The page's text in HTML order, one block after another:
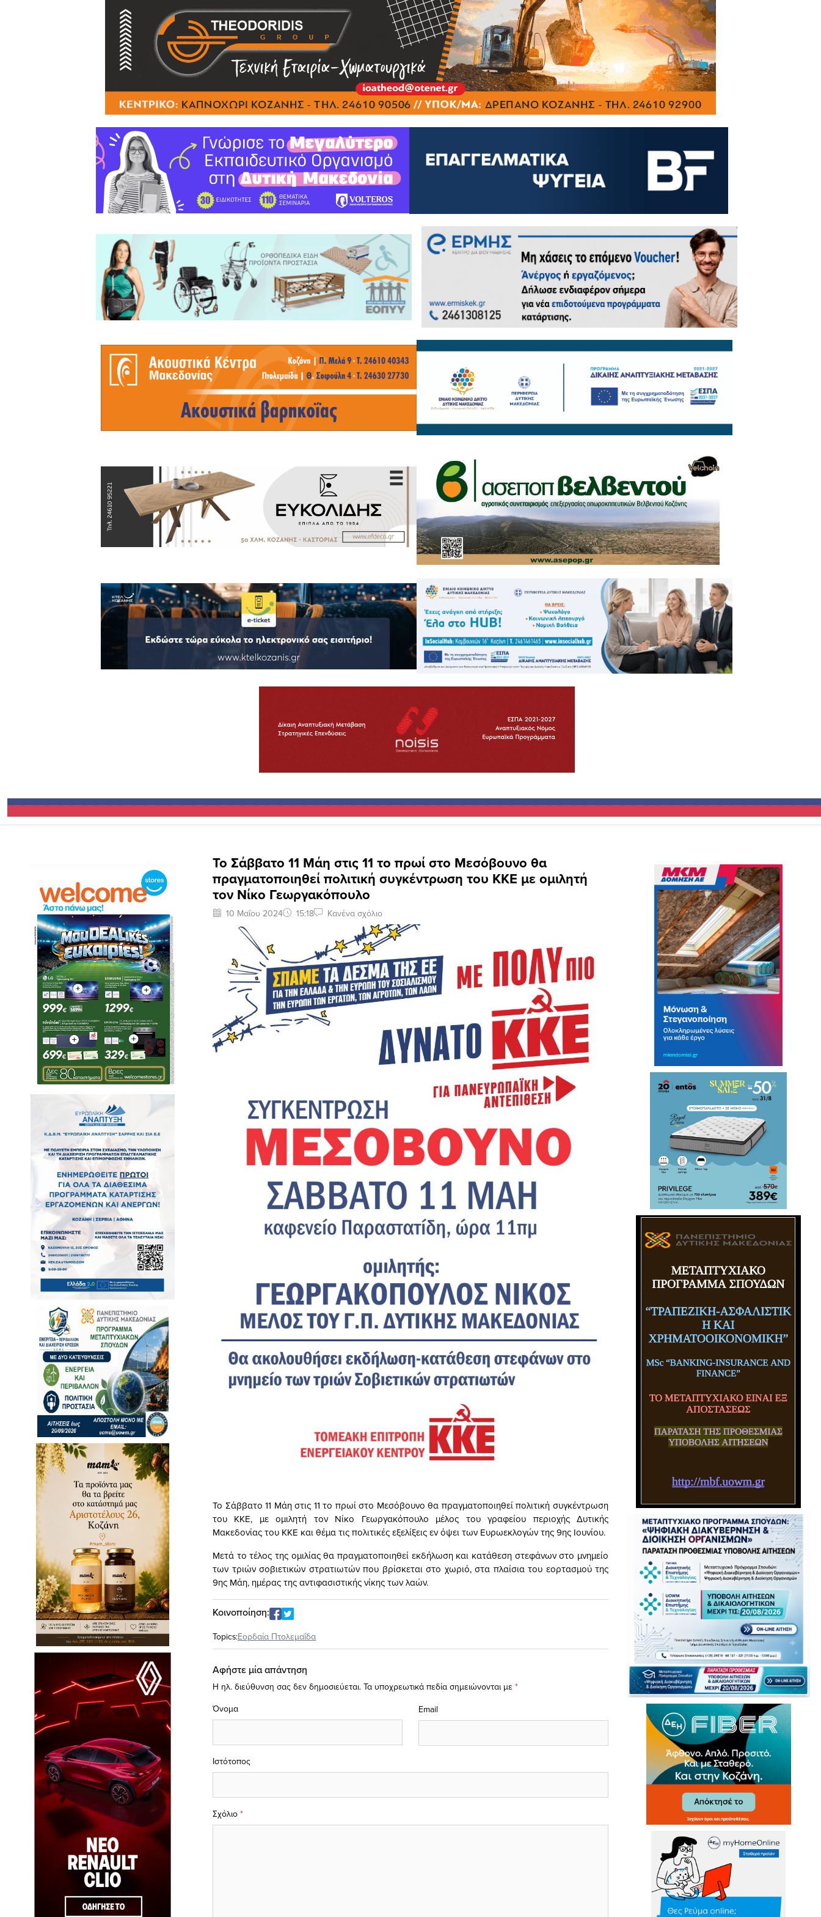
Το Σάββατο 11 Μάη στις 11 το πρωί στο Μεσόβουνο θα
πραγματοποιηθεί πολιτική συγκέντρωση του ΚΚΕ με ομιλητή
τον Νίκο Γεωργακόπουλο
10 Μαΐου 2024 15:18 Κανένα σχόλιο
Το Σάββατο 11 Μάη στις 11 το πρωί στο Μεσόβουνο θα πραγματοποιηθεί πολιτική συγκέντρωση
του ΚΚΕ, με ομιλητή τον Νίκο Γεωργακόπουλο μέλος του γραφείου περιοχής Δυτικής
Μακεδονίας του ΚΚΕ και θέμα τις πολιτικές εξελίξεις εν όψει των Ευρωεκλογών της 9ης Ιουνίου.
Μετά το τέλος της ομιλίας θα πραγματοποιηθεί εκδήλωση και κατάθεση στεφάνων στο μνημείο
των τριών σοβιετικών στρατιωτών που βρίσκεται στο χωριό, στα πλαίσια του εορτασμού της
9ης Μάη, ημέρας της αντιφασιστικής νίκης των λαών.
Κοινοποίηση:
Topics:Εορδαία Πτολεμαΐδα
Αφήστε μία απάντηση
Η ηλ. διεύθυνση σας δεν δημοσιεύεται. Τα υποχρεωτικά πεδία σημειώνονται με *
Σχόλιο *
Όνομα Email
Ιστότοπος